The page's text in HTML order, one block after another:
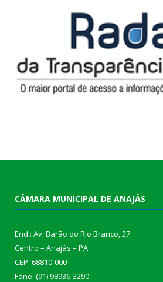
CÂMARA MUNICIPAL DE ANAJÁS
End.: Av. Barão do Rio Branco, 27
Centro – Anajás – PA
CEP: 68810-000
Fone: (91) 98936-3290